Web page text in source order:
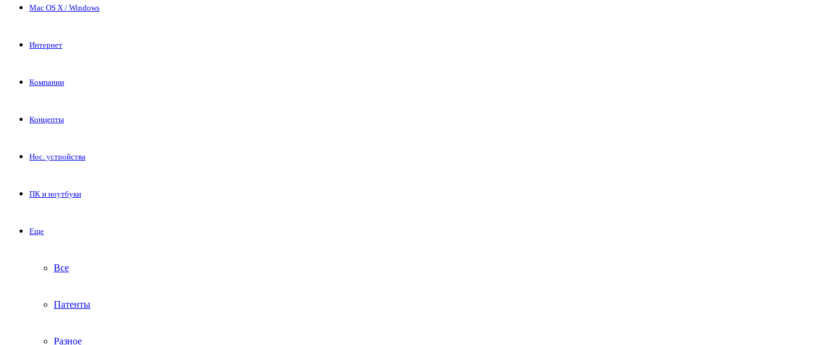
Mac OS X / Windows
Интернет
Компании
Концепты
Нос. устройства
ПК и ноутбуки
Еще
Все
Патенты
Разное